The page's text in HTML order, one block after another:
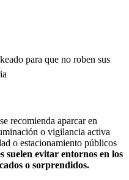
para que no roben sus
recomienda aparcar en
o vigilancia activa
o estacionamiento públicos
suelen evitar entornos en los
o sorprendidos.